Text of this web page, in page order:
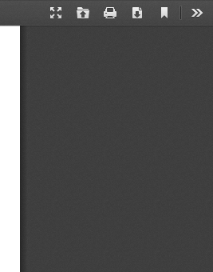
Presentation
Open Print Download
Current